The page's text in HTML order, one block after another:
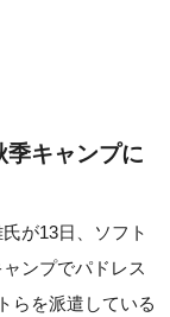
季キャンプに
が13日、ソフト
ンプでパドレス
らを派遣している